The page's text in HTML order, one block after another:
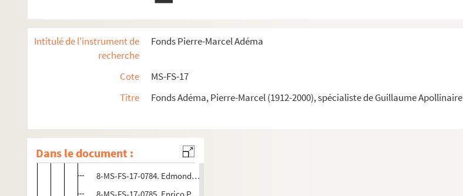
Intitulé de l'instrument de
recherche
Fonds Pierre-Marcel Adéma
Cote
MS-FS-17
Titre
Fonds Adéma, Pierre-Marcel (1912-2000), spécialiste de Guillaume Apollinaire
Dans le document :
4-MS-FS-17-1427. Amedeo Modigliani. Portraits de Guillaume Apollinaire
1-MS-FS-17-0003. Fac-simile de : Amedeo Modigliani. Portrait de Guillaume Apollinaire
4-MS-FS-17-1430. Georges d'Ostoya. Portrait de Guillaume Apollinaire
4-MS-FS-17-1432. Francis Picabia. Portrait de Guillaume Apollinaire
4-MS-FS-17-1433. Pablo Picasso. Portraits de Guillaume Apollinaire
8-MS-FS-17-0784. Edmond-Marie Poullain. Portraits de Guillaume Apollinaire